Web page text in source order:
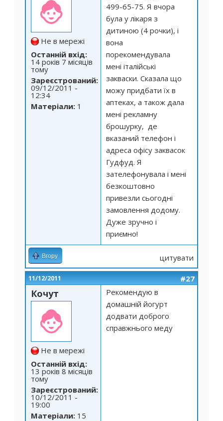
Не в мережі
Останній вхід:
14 років 7 місяців
тому
Зареєстрований:
09/12/2011 -
12:34
Матеріали: 1
499-65-75. Я вчора
була у лікаря з
дитиною (4 рочки), і
вона
порекомендувала
мені італійські
закваски. Сказала що
можу придбати їх в
аптеках, а також дала
мені рекламну
брошурку, де
вказаний телефон і
адреса офісу заквасок
Гудфуд. Я
зателефонувала і мені
безкоштовно
привезли сьогодні
замовлення додому.
Дуже зручно і
приємно!
Вгору цитувати
11/12/2011 #27
Кочут
Не в мережі
Останній вхід:
13 років 8 місяців
тому
Зареєстрований:
10/12/2011 -
19:00
Матеріали: 15
Рекомендую в
домашній йогурт
додвати доброго
справжнього меду